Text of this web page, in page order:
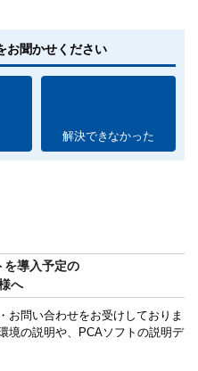
お聞かせください
解決できなかった
を導入予定の
へ
お問い合わせをお受けしておりま
境の説明や、PCAソフトの説明デ